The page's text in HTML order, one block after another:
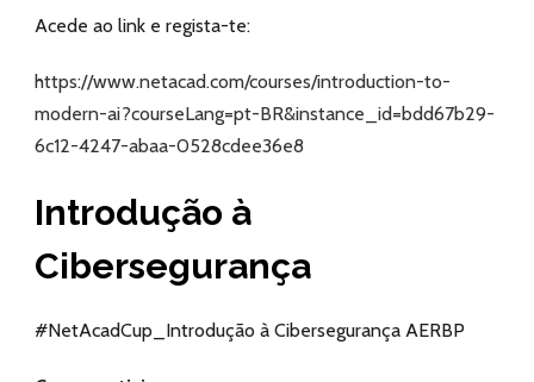
Acede ao link e regista-te:
https://www.netacad.com/courses/introduction-to-
modern-ai?courseLang=pt-BR&instance_id=bdd67b29-
6c12-4247-abaa-0528cdee36e8
Introdução à
Cibersegurança
#NetAcadCup_Introdução à Cibersegurança AERBP